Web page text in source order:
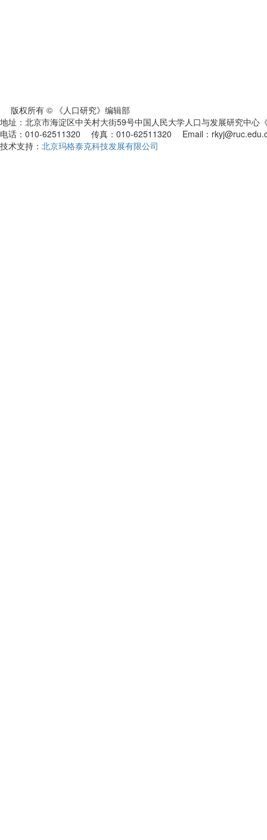
版权所有 © 《人口研究》编辑部
地址：北京市海淀区中关村大街59号中国人民大学人口与发展研究中
电话：010-62511320 传真：010-62511320 Email：
技术支持： 北京玛格泰克科技发展有限公司